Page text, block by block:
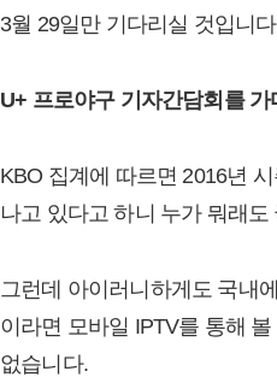
3월 29일만 기다리실 것입니
U+ 프로야구 기자간담회를 가
KBO 집계에 따르면 2016년
나고 있다고 하니 누가 뭐래
그런데 아이러니하게도 국내
이라면 모바일 IPTV를 통해
없습니다.